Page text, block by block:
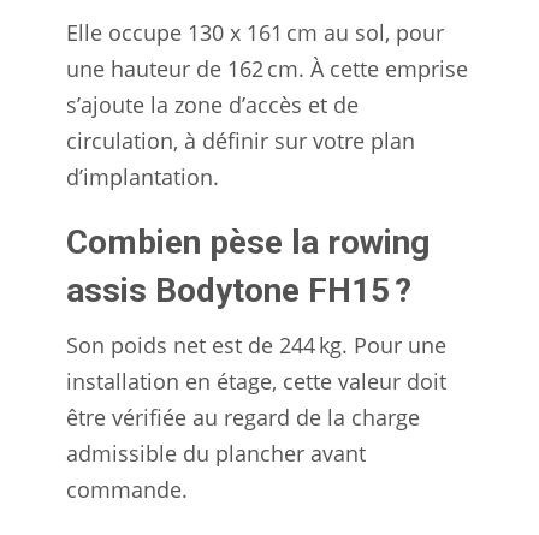
Elle occupe 130 x 161 cm au sol, pour
une hauteur de 162 cm. À cette emprise
s’ajoute la zone d’accès et de
circulation, à définir sur votre plan
d’implantation.
Combien pèse la rowing
assis Bodytone FH15 ?
Son poids net est de 244 kg. Pour une
installation en étage, cette valeur doit
être vérifiée au regard de la charge
admissible du plancher avant
commande.